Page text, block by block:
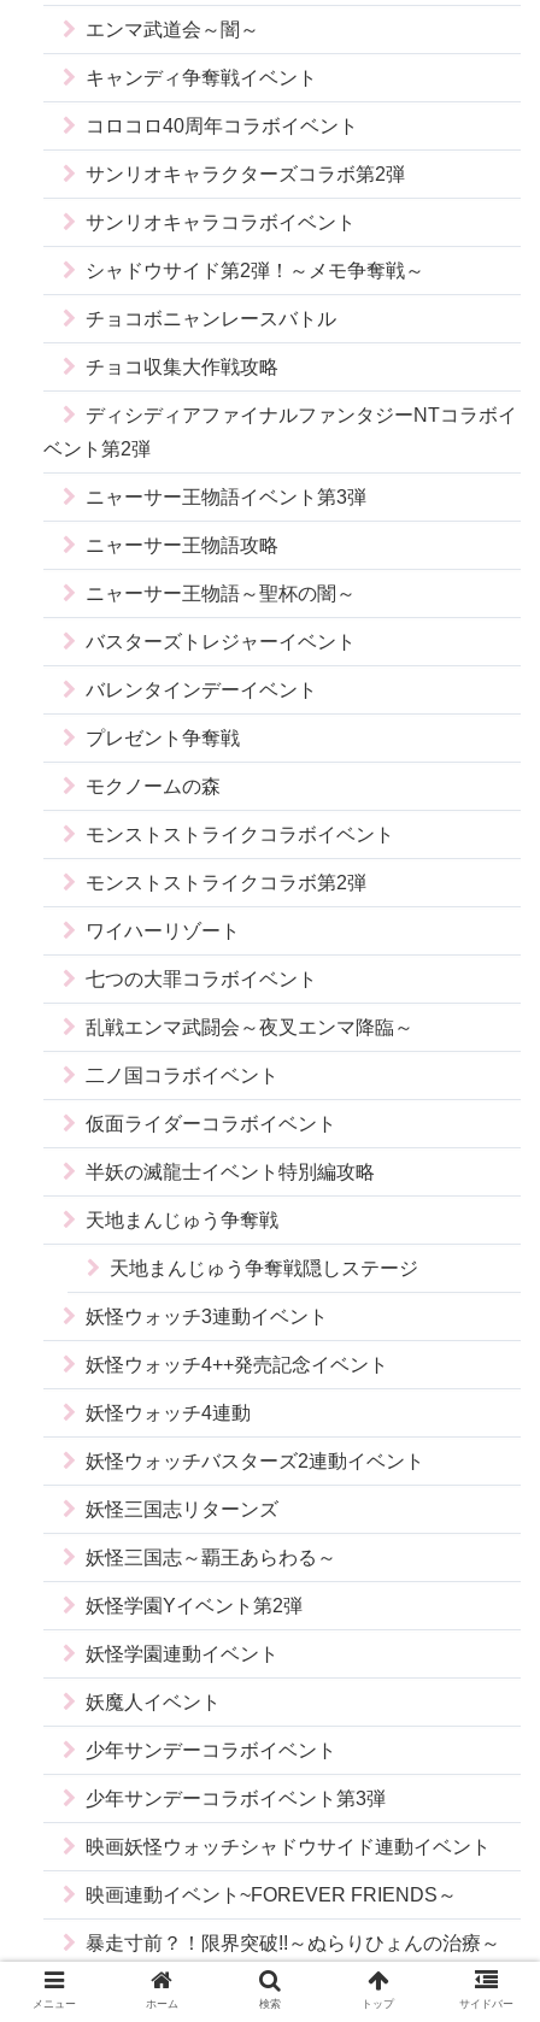
エンマ武道会～闇～
キャンディ争奪戦イベント
コロコロ40周年コラボイベント
サンリオキャラクターズコラボ第2弾
サンリオキャラコラボイベント
シャドウサイド第2弾！～メモ争奪戦～
チョコボニャンレースバトル
チョコ収集大作戦攻略
ディシディアファイナルファンタジーNTコラボイ
ベント第2弾
ニャーサー王物語イベント第3弾
ニャーサー王物語攻略
ニャーサー王物語～聖杯の闇～
バスターズトレジャーイベント
バレンタインデーイベント
プレゼント争奪戦
モクノームの森
モンストストライクコラボイベント
モンストストライクコラボ第2弾
ワイハーリゾート
七つの大罪コラボイベント
乱戦エンマ武闘会～夜叉エンマ降臨～
二ノ国コラボイベント
仮面ライダーコラボイベント
半妖の滅龍士イベント特別編攻略
天地まんじゅう争奪戦
天地まんじゅう争奪戦隠しステージ
妖怪ウォッチ3連動イベント
妖怪ウォッチ4++発売記念イベント
妖怪ウォッチ4連動
妖怪ウォッチバスターズ2連動イベント
妖怪三国志リターンズ
妖怪三国志～覇王あらわる～
妖怪学園Yイベント第2弾
妖怪学園連動イベント
妖魔人イベント
少年サンデーコラボイベント
少年サンデーコラボイベント第3弾
映画妖怪ウォッチシャドウサイド連動イベント
映画連動イベント~FOREVER FRIENDS～
暴走寸前？！限界突破!!～ぬらりひょんの治療～
暴走寸前？！限界突破～消えたエンマ～
メニュー ホーム 検索 トップ サイドバー